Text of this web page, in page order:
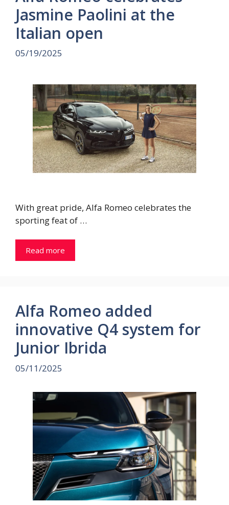
Jasmine Paolini at the
Italian open
05/19/2025
With great pride, Alfa Romeo celebrates the
sporting feat of …
Read more
Alfa Romeo added
innovative Q4 system for
Junior Ibrida
05/11/2025